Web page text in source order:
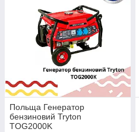
Польща Генератор
бензиновий Tryton
TOG2000K